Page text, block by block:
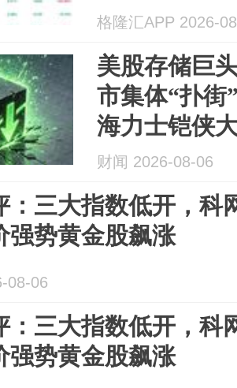
格隆汇APP 2026-
美股存储巨
市集体“扑街
海力士铠侠
财闻 2026-08-06
：三大指数低开，科
强势黄金股飙涨
08-06
：三大指数低开，科
强势黄金股飙涨